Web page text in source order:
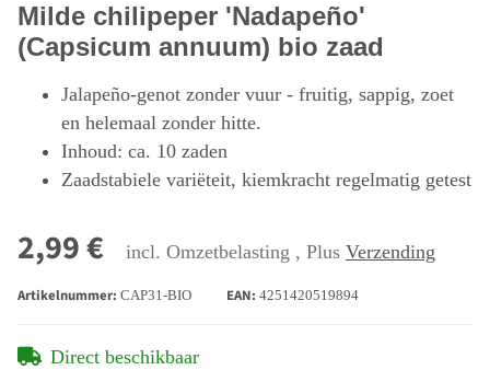
Milde chilipeper 'Nadapeño'
(Capsicum annuum) bio zaad
Jalapeño-genot zonder vuur - fruitig, sappig, zoet
en helemaal zonder hitte.
Inhoud: ca. 10 zaden
Zaadstabiele variëteit, kiemkracht regelmatig getest
2,99 € incl. Omzetbelasting , Plus Verzending
Artikelnummer: CAP31-BIO EAN: 4251420519894
Direct beschikbaar